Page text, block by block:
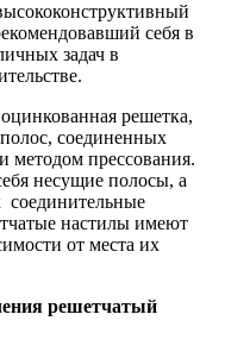
себя в
задач в
оцинкованная решетка,
соединенных
прессования.
несущие полосы, а
соединительные
настилы имеют
от места их
решетчатый